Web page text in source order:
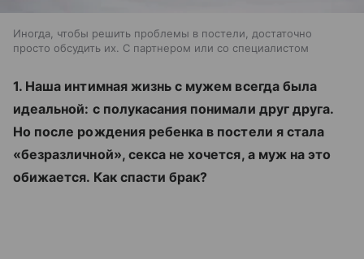
Иногда, чтобы решить проблемы в постели, достаточно
просто обсудить их. С партнером или со специалистом
1. Наша интимная жизнь с мужем всегда была
идеальной: с полукасания понимали друг друга.
Но после рождения ребенка в постели я стала
«безразличной», секса не хочется, а муж на это
обижается. Как спасти брак?